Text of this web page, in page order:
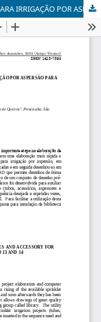
BIBLIOTECA DE TUBOS E ACESSÓRIOS PARA IRRIGAÇÃO POR ASPERSÃO PARA AUTOCAD 13 E 14